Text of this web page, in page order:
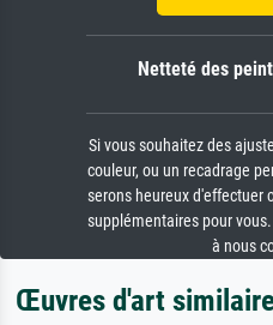
Netteté des
Si vous souhaitez des
couleur, ou un recadrage
serons heureux d'effectuer
supplémentaires pour
à nous
Œuvres d'art